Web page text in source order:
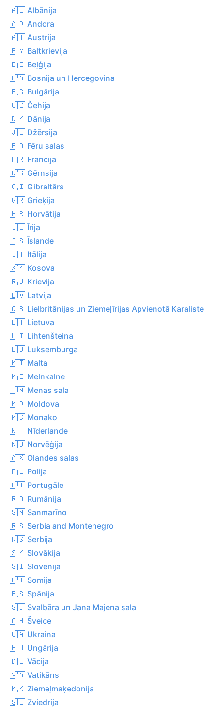
🇦🇱 Albānija
🇦🇩 Andora
🇦🇹 Austrija
🇧🇾 Baltkrievija
🇧🇪 Beļģija
🇧🇦 Bosnija un Hercegovina
🇧🇬 Bulgārija
🇨🇿 Čehija
🇩🇰 Dānija
🇯🇪 Džērsija
🇫🇴 Fēru salas
🇫🇷 Francija
🇬🇬 Gērnsija
🇬🇮 Gibraltārs
🇬🇷 Grieķija
🇭🇷 Horvātija
🇮🇪 Īrija
🇮🇸 Īslande
🇮🇹 Itālija
🇽🇰 Kosova
🇷🇺 Krievija
🇱🇻 Latvija
🇬🇧 Lielbritānijas un Ziemeļīrijas Apvienotā Karaliste
🇱🇹 Lietuva
🇱🇮 Lihtenšteina
🇱🇺 Luksemburga
🇲🇹 Malta
🇲🇪 Melnkalne
🇮🇲 Menas sala
🇲🇩 Moldova
🇲🇨 Monako
🇳🇱 Nīderlande
🇳🇴 Norvēģija
🇦🇽 Olandes salas
🇵🇱 Polija
🇵🇹 Portugāle
🇷🇴 Rumānija
🇸🇲 Sanmarīno
🇷🇸 Serbia and Montenegro
🇷🇸 Serbija
🇸🇰 Slovākija
🇸🇮 Slovēnija
🇫🇮 Somija
🇪🇸 Spānija
🇸🇯 Svalbāra un Jana Majena sala
🇨🇭 Šveice
🇺🇦 Ukraina
🇭🇺 Ungārija
🇩🇪 Vācija
🇻🇦 Vatikāns
🇲🇰 Ziemeļmaķedonija
🇸🇪 Zviedrija